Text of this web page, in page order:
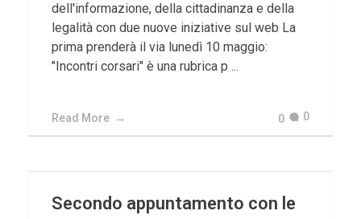
dell'informazione, della cittadinanza e della
legalità con due nuove iniziative sul web La
prima prenderà il via lunedì 10 maggio:
"Incontri corsari" è una rubrica p ...
Read More 0 0
Secondo appuntamento con le